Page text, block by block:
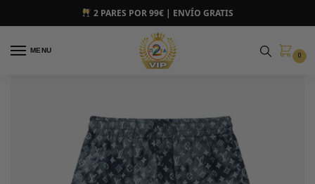
2 PARES POR 99€ | ENVÍO GRATIS
MENU
0